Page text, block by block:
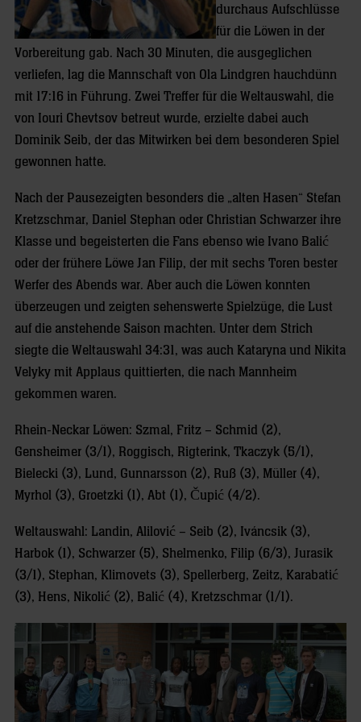
durchaus Aufschlüsse
für die Löwen in der
Vorbereitung gab. Nach 30 Minuten, die ausgeglichen
verliefen, lag die Mannschaft von Ola Lindgren hauchdünn
mit 17:16 in Führung. Zwei Treffer für die Weltauswahl, die
von Iouri Chevtsov betreut wurde, erzielte dabei auch
Dominik Seib, der das Mitwirken bei dem besonderen Spiel
gewonnen hatte.
Nach der Pausezeigten besonders die „alten Hasen“ Stefan
Kretzschmar, Daniel Stephan oder Christian Schwarzer ihre
Klasse und begeisterten die Fans ebenso wie Ivano Balić
oder der frühere Löwe Jan Filip, der mit sechs Toren bester
Werfer des Abends war. Aber auch die Löwen konnten
überzeugen und zeigten sehenswerte Spielzüge, die Lust
auf die anstehende Saison machten. Unter dem Strich
siegte die Weltauswahl 34:31, was auch Kataryna und Nikita
Velyky mit Applaus quittierten, die nach Mannheim
gekommen waren.
Rhein-Neckar Löwen: Szmal, Fritz – Schmid (2),
Gensheimer (3/1), Roggisch, Rigterink, Tkaczyk (5/1),
Bielecki (3), Lund, Gunnarsson (2), Ruß (3), Müller (4),
Myrhol (3), Groetzki (1), Abt (1), Čupić (4/2).
Weltauswahl: Landin, Alilović – Seib (2), Iváncsik (3),
Harbok (1), Schwarzer (5), Shelmenko, Filip (6/3), Jurasik
(3/1), Stephan, Klimovets (3), Spellerberg, Zeitz, Karabatić
(3), Hens, Nikolić (2), Balić (4), Kretzschmar (1/1).